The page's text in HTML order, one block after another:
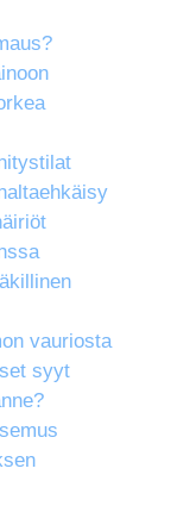
vauriosta
syyt